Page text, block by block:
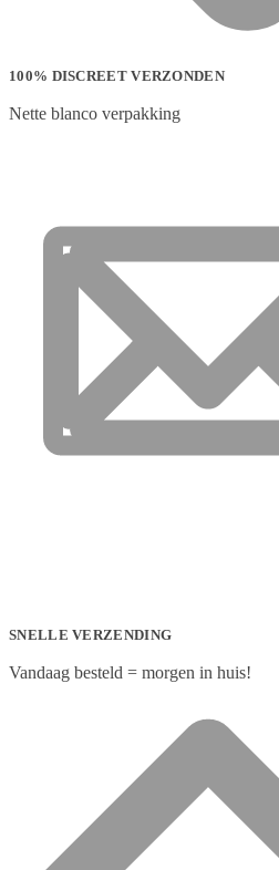
100% DISCREET VERZONDEN
Nette blanco verpakking
SNELLE VERZENDING
Vandaag besteld = morgen in huis!